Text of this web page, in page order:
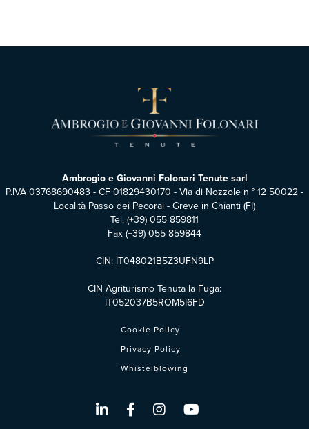
Cookie Policy
Privacy Policy
Whistelblowing
Ambrogio e Giovanni Folonari Tenute sarl
P.IVA 03768690483 - CF 01829430170 - Via di Nozzole n ° 12 50022 -
Località Passo dei Pecorai - Greve in Chianti (FI)
Tel. (+39) 055 859811
Fax (+39) 055 859844
CIN: IT048021B5Z3UFN9LP
CIN Agriturismo Tenuta la Fuga:
IT052037B5ROM5I6FD